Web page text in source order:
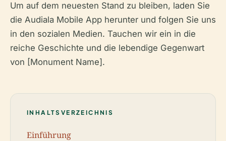
Um auf dem neuesten Stand zu bleiben, laden Sie
die Audiala Mobile App herunter und folgen Sie uns
in den sozialen Medien. Tauchen wir ein in die
reiche Geschichte und die lebendige Gegenwart
von [Monument Name].
INHALTSVERZEICHNIS
Einführung